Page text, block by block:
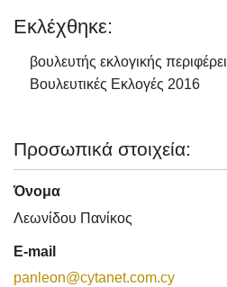
Εκλέχθηκε:
βουλευτής εκλογικής
Βουλευτικές Εκλογές 2016
Προσωπικά στοιχεία:
Όνομα
Λεωνίδου Πανίκος
E-mail
panleon@cytanet.com.cy